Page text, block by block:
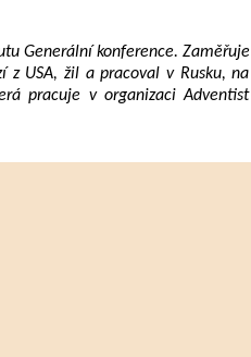
Generální konference. Zaměřuje
z USA, žil a pracoval v Rusku, na
pracuje v organizaci Adventist